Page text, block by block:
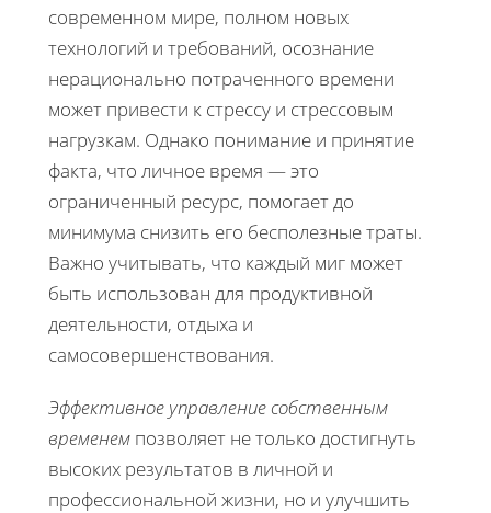
современном мире, полном новых
технологий и требований, осознание
нерационально потраченного времени
может привести к стрессу и стрессовым
нагрузкам. Однако понимание и принятие
факта, что личное время — это
ограниченный ресурс, помогает до
минимума снизить его бесполезные траты.
Важно учитывать, что каждый миг может
быть использован для продуктивной
деятельности, отдыха и
самосовершенствования.
Эффективное управление собственным
временем позволяет не только достигнуть
высоких результатов в личной и
профессиональной жизни, но и улучшить